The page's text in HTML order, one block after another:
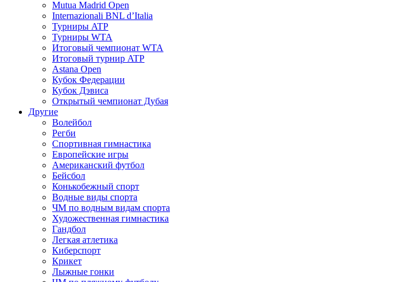
Mutua Madrid Open
Internazionali BNL d’Italia
Турниры ATP
Турниры WTA
Итоговый чемпионат WTA
Итоговый турнир ATP
Astana Open
Кубок Федерации
Кубок Дэвиса
Открытый чемпионат Дубая
Другие
Волейбол
Регби
Спортивная гимнастика
Европейские игры
Американский футбол
Бейсбол
Конькобежный спорт
Водные виды спорта
ЧМ по водным видам спорта
Художественная гимнастика
Гандбол
Легкая атлетика
Киберспорт
Крикет
Лыжные гонки